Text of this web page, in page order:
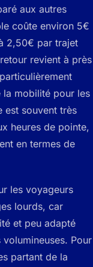
aux autres
coûte environ 5€
2,50€ par trajet
revient à près
la mobilité pour les
est souvent très
heures de pointe,
en termes de
les voyageurs
lourds, car
et peu adapté
Pour
partant de la